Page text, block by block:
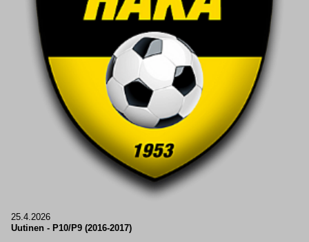
25.4.2026
Uutinen - P10/P9 (2016-2017)